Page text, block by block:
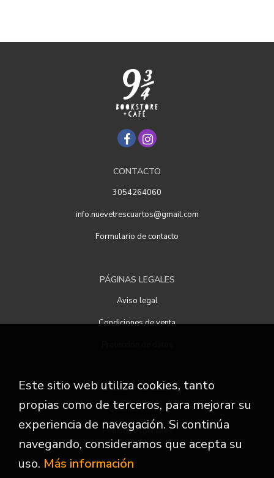
CONTACTO
3054264060
info.nuevetrescuartos@gmail.com
Formulario de contacto
PÁGINAS LEGALES
Aviso legal
Condiciones de venta
ATENCIÓN AL CLIENTE
Quiénes somos
Pedidos especiales
Este sitio web utiliza cookies, tanto
propias como de terceros, para mejorar su
experiencia de navegación. Si continúa
navegando, consideramos que acepta su
uso. Más información